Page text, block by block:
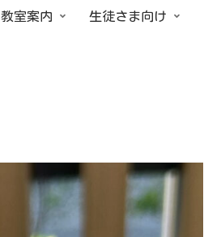
教室案内 生徒さま向け